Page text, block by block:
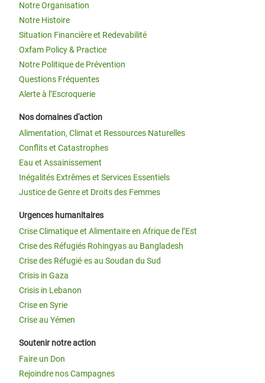
Notre Organisation
Notre Histoire
Situation Financière et Redevabilité
Oxfam Policy & Practice
Notre Politique de Prévention
Questions Fréquentes
Alerte à l’Escroquerie
Nos domaines d'action
Alimentation, Climat et Ressources Naturelles
Conflits et Catastrophes
Eau et Assainissement
Inégalités Extrêmes et Services Essentiels
Justice de Genre et Droits des Femmes
Urgences humanitaires
Crise Climatique et Alimentaire en Afrique de l’Est
Crise des Réfugiés Rohingyas au Bangladesh
Crise des Réfugié·es au Soudan du Sud
Crisis in Gaza
Crisis in Lebanon
Crise en Syrie
Crise au Yémen
Soutenir notre action
Faire un Don
Rejoindre nos Campagnes